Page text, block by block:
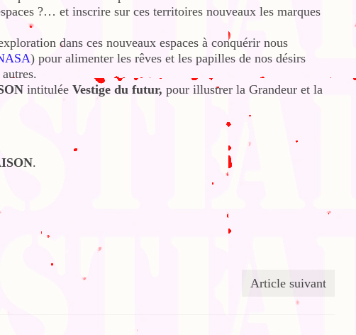
?… et inscrire sur ces territoires nouveaux les marques
dans ces nouveaux espaces à conquérir nous
) pour alimenter les rêves et les papilles de nos désirs
intitulée Vestige du futur, pour illustrer la Grandeur et la
.
Article suivant